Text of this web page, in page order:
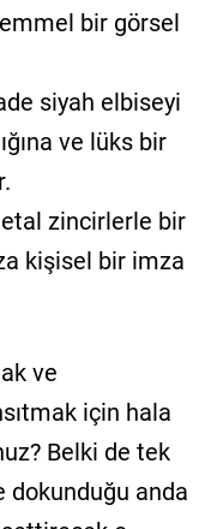
bir görsel
siyah elbiseyi
ve lüks bir
zincirlerle bir
kişisel bir imza
ve
için hala
Belki de tek
dokunduğu anda